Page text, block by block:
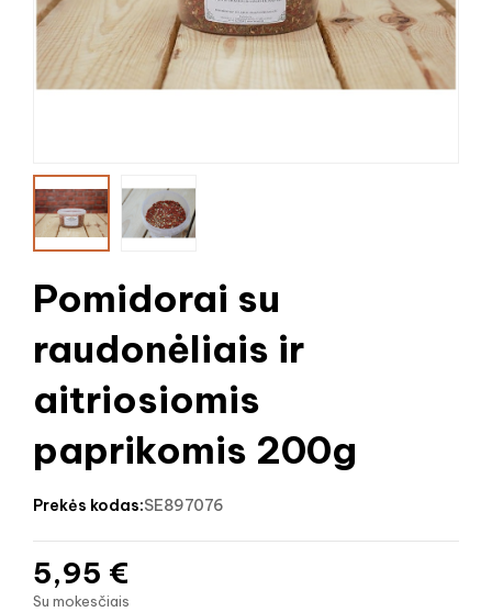
Pomidorai su
raudonėliais ir
aitriosiomis
paprikomis 200g
prekės kodas:SE897076
5,95 €
Su mokesčiais